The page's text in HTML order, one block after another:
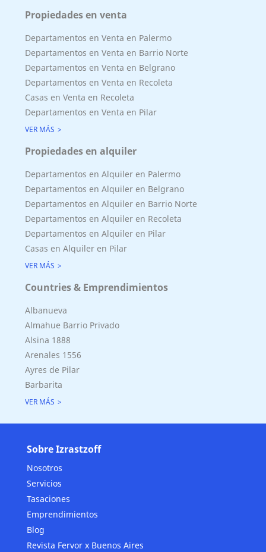
Propiedades en venta
Departamentos en Venta en Palermo
Departamentos en Venta en Barrio Norte
Departamentos en Venta en Belgrano
Departamentos en Venta en Recoleta
Casas en Venta en Recoleta
Departamentos en Venta en Pilar
VER MÁS
Propiedades en alquiler
Departamentos en Alquiler en Palermo
Departamentos en Alquiler en Belgrano
Departamentos en Alquiler en Barrio Norte
Departamentos en Alquiler en Recoleta
Departamentos en Alquiler en Pilar
Casas en Alquiler en Pilar
VER MÁS
Countries & Emprendimientos
Albanueva
Almahue Barrio Privado
Alsina 1888
Arenales 1556
Ayres de Pilar
Barbarita
VER MÁS
Sobre Izrastzoff
Nosotros
Servicios
Tasaciones
Emprendimientos
Blog
Revista Fervor x Buenos Aires